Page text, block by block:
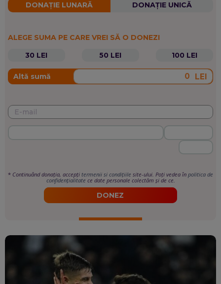
DONAȚIE LUNARĂ DONAȚIE UNICĂ
ALEGE SUMA PE CARE VREI SĂ O DONEZI
30 LEI
50 LEI 100 LEI
Altă sumă LEI
* Continuând donația, accepți termenii si condițiile site-ului. Poți vedea în politica de
confidențialitate ce date personale colectăm și de ce.
DONEZ